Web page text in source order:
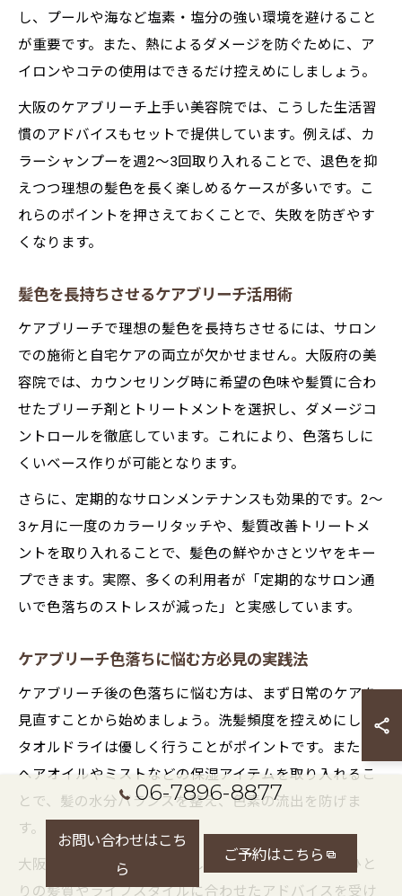
し、プールや海など塩素・塩分の強い環境を避けること
が重要です。また、熱によるダメージを防ぐために、ア
イロンやコテの使用はできるだけ控えめにしましょう。
大阪のケアブリーチ上手い美容院では、こうした生活習
慣のアドバイスもセットで提供しています。例えば、カ
ラーシャンプーを週2〜3回取り入れることで、退色を抑
えつつ理想の髪色を長く楽しめるケースが多いです。こ
れらのポイントを押さえておくことで、失敗を防ぎやす
くなります。
髪色を長持ちさせるケアブリーチ活用術
ケアブリーチで理想の髪色を長持ちさせるには、サロン
での施術と自宅ケアの両立が欠かせません。大阪府の美
容院では、カウンセリング時に希望の色味や髪質に合わ
せたブリーチ剤とトリートメントを選択し、ダメージコ
ントロールを徹底しています。これにより、色落ちしに
くいベース作りが可能となります。
さらに、定期的なサロンメンテナンスも効果的です。2〜
3ヶ月に一度のカラーリタッチや、髪質改善トリートメ
ントを取り入れることで、髪色の鮮やかさとツヤをキー
プできます。実際、多くの利用者が「定期的なサロン通
いで色落ちのストレスが減った」と実感しています。
ケアブリーチ色落ちに悩む方必見の実践法
ケアブリーチ後の色落ちに悩む方は、まず日常のケアを
見直すことから始めましょう。洗髪頻度を控えめにし、
タオルドライは優しく行うことがポイントです。また、
ヘアオイルやミストなどの保湿アイテムを取り入れるこ
とで、髪の水分バランスを整え、色素の流出を防げま
す。
大阪府の美容院では、こうした実践法に加え、一人ひと
りの髪質やライフスタイルに合わせたアドバイスを受け
06-7896-8877
お問い合わせはこち
ら
ご予約はこちら